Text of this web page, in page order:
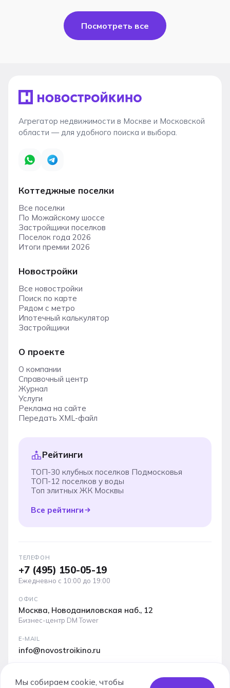
Посмотреть все
Агрегатор недвижимости в Москве и Московской
области — для удобного поиска и выбора.
Коттеджные поселки
Все поселки
По Можайскому шоссе
Застройщики поселков
Поселок года 2026
Итоги премии 2026
Новостройки
Все новостройки
Поиск по карте
Рядом с метро
Ипотечный калькулятор
Застройщики
О проекте
О компании
Справочный центр
Журнал
Услуги
Реклама на сайте
Передать XML-файл
Рейтинги
ТОП-30 клубных поселков Подмосковья
ТОП-12 поселков у воды
Топ элитных ЖК Москвы
Все рейтинги
ТЕЛЕФОН
+7 (495) 150-05-19
Ежедневно с 10:00 до 19:00
ОФИС
Москва, Новоданиловская наб., 12
Бизнес-центр DM Tower
E-MAIL
info@novostroikino.ru
аудитория
Мы собираем cookie, чтобы